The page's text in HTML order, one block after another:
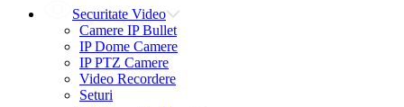
Securitate Video
Camere IP Bullet
IP Dome Camere
IP PTZ Camere
Video Recordere
Seturi